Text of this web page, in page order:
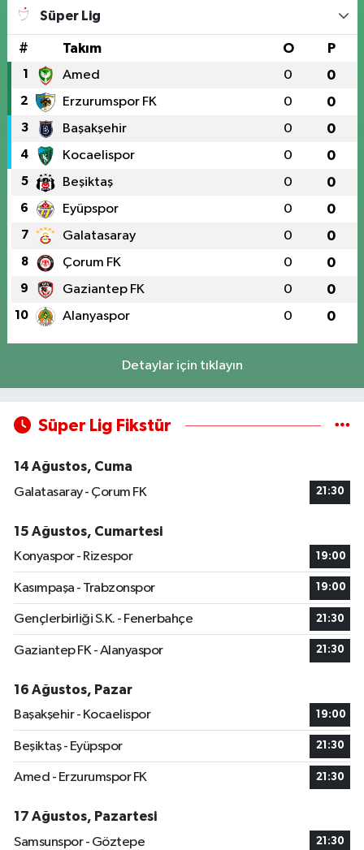
Süper Lig
# Takım O P
1 Amed 0 0
2 Erzurumspor FK 0 0
3 Başakşehir 0 0
4 Kocaelispor 0 0
5 Beşiktaş 0 0
6 Eyüpspor 0 0
7 Galatasaray 0 0
8 Çorum FK 0 0
9 Gaziantep FK 0 0
10 Alanyaspor 0 0
Detaylar için tıklayın
Süper Lig Fikstür
14 Ağustos, Cuma
Galatasaray - Çorum FK
21:30
15 Ağustos, Cumartesi
Konyaspor - Rizespor
19:00
Kasımpaşa - Trabzonspor 19:00
Gençlerbirliği S.K. - Fenerbahçe 21:30
Gaziantep FK - Alanyaspor 21:30
16 Ağustos, Pazar
Başakşehir - Kocaelispor
19:00
Beşiktaş - Eyüpspor 21:30
Amed - Erzurumspor FK 21:30
17 Ağustos, Pazartesi
Samsunspor - Göztepe
21:30